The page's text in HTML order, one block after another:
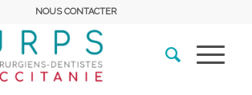
NOUS CONTACTER